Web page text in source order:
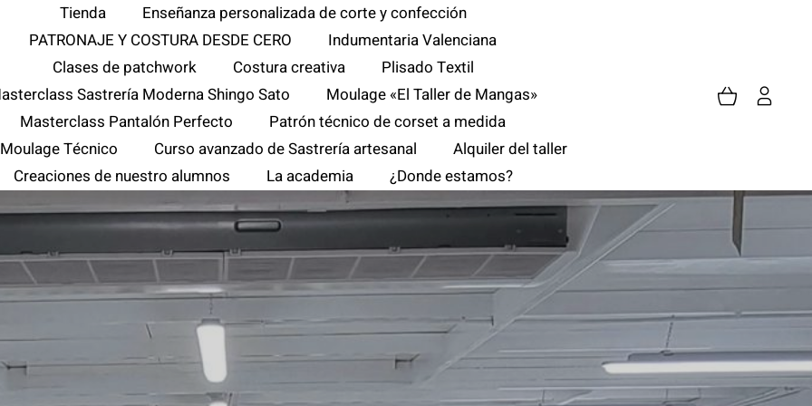
Tienda
Enseñanza personalizada de corte y confección
PATRONAJE Y COSTURA DESDE CERO
Indumentaria Valenciana
Clases de patchwork
Costura creativa
Plisado Textil
Sastrería Moderna Shingo Sato
Moulage «El Taller de Mangas»
Masterclass Pantalón Perfecto
Patrón técnico de corset a medida
Técnico
Curso avanzado de Sastrería artesanal
Alquiler del taller
Creaciones de nuestro alumnos
La academia ¿Donde estamos?